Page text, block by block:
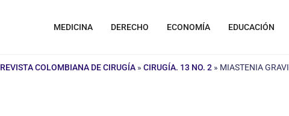
MEDICINA DERECHO ECONOMÍA EDUCACIÓN
REVISTA COLOMBIANA DE CIRUGÍA » CIRUGÍA. 13 NO. 2 » MIASTENIA